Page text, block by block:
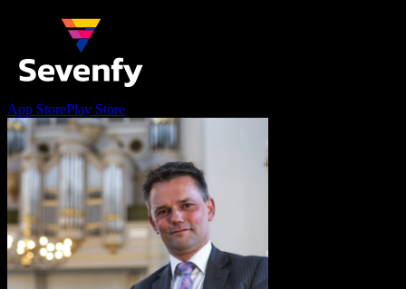
App StorePlay Store